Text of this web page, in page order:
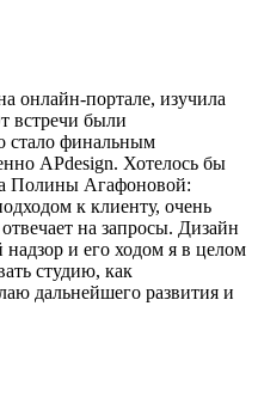
онлайн-портале, изучила
встречи были
стало финальным
APdesign. Хотелось бы
Полины Агафоновой:
к клиенту, очень
на запросы. Дизайн
надзор и его ходом я в целом
студию, как
дальнейшего развития и